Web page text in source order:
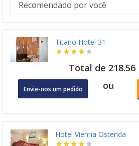
Titano Hotel 31
Total de 218.56
Envie-nos um pedido ou
Hotel Vienna Ostenda